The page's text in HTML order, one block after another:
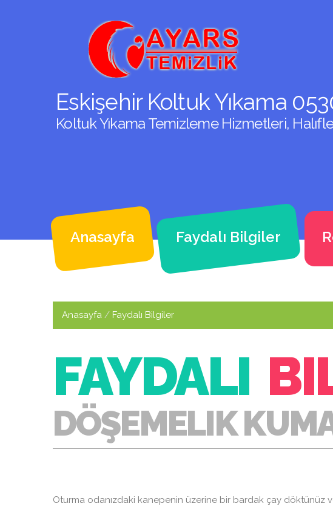
Eskişehir Koltuk Yıkama
Koltuk Yıkama Temizleme Hizmetleri,
Anasayfa Faydalı Bilgiler
Anasayfa Faydalı Bilgiler
FAYDALI
DÖŞEMELIK
Oturma odanızdaki kanepenin üzerine bir bardak çay döktünüz